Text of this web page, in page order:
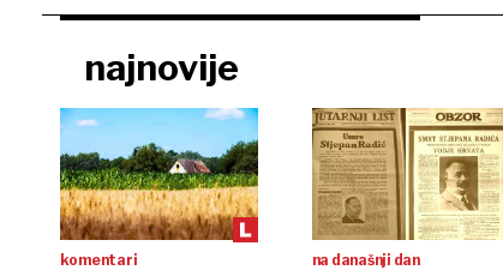
najnovije
komentari na današnji dan